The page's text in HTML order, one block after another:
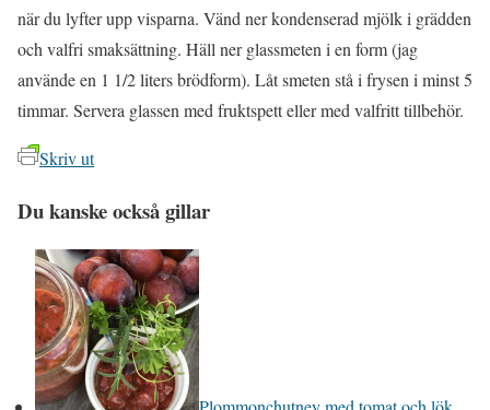
när du lyfter upp visparna. Vänd ner kondenserad mjölk i grädden
och valfri smaksättning. Häll ner glassmeten i en form (jag
använde en 1 1/2 liters brödform). Låt smeten stå i frysen i minst 5
timmar. Servera glassen med fruktspett eller med valfritt tillbehör.
Skriv ut
Du kanske också gillar